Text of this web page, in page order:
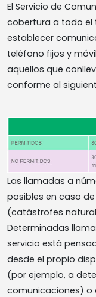
El Servicio de
cobertura a todo el
establecer
teléfono fijos y
aquellos que
conforme al
Las llamadas a
posibles en caso
(catástrofes
Determinadas
servicio está
desde el propio
(por ejemplo, a
comunicaciones) o